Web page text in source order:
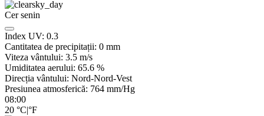
Cer senin
Index UV: 0.3
Cantitatea de precipitații: 0 mm
Viteza vântului: 3.5 m/s
Umiditatea aerului: 65.6 %
Direcția vântului: Nord-Nord-Vest
Presiunea atmosferică: 764 mm/Hg
08:00
20 °C|°F